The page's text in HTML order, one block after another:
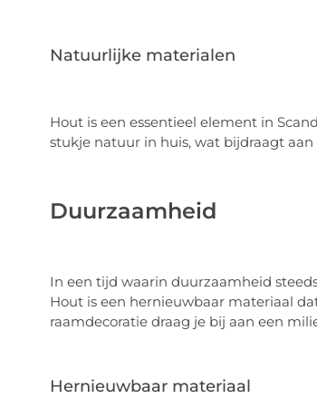
Natuurlijke materialen
Hout is een essentieel element in
stukje natuur in huis, wat bijdraagt
Duurzaamheid
In een tijd waarin duurzaamheid
Hout is een hernieuwbaar materiaal
raamdecoratie draag je bij aan een
Hernieuwbaar materiaal